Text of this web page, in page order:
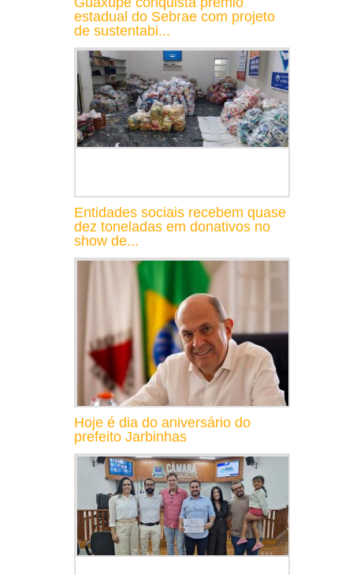
estadual do Sebrae com projeto
de sustentabi...
Entidades sociais recebem quase
dez toneladas em donativos no
show de...
Hoje é dia do aniversário do
prefeito Jarbinhas